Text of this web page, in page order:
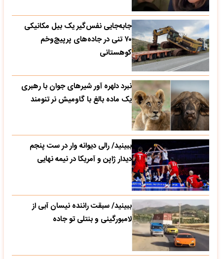
جابه‌جایی نفس‌گیر یک بیل مکانیکی
۷۰ تنی در جاده‌های پرپیچ‌وخم
کوهستانی
نبرد دلهره آور شیرهای جوان با رهبری
یک ماده بالغ با گاومیش نر تنومند
ببینید/ رالی دیوانه وار در ست پنجم
دیدار ژاپن و آمریکا در نیمه نهایی
ببینید/ سبقت راننده نیسان آبی از
لامبورگینی و بنتلی تو جاده